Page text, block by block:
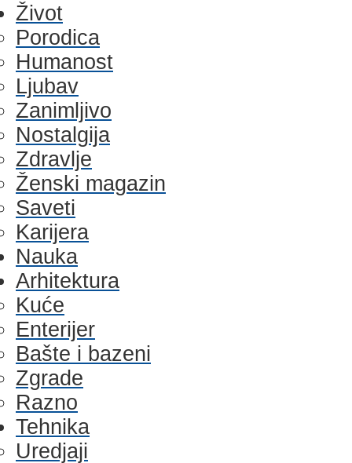
Život
Porodica
Humanost
Ljubav
Zanimljivo
Nostalgija
Zdravlje
Ženski magazin
Saveti
Karijera
Nauka
Arhitektura
Kuće
Enterijer
Bašte i bazeni
Zgrade
Razno
Tehnika
Uredjaji